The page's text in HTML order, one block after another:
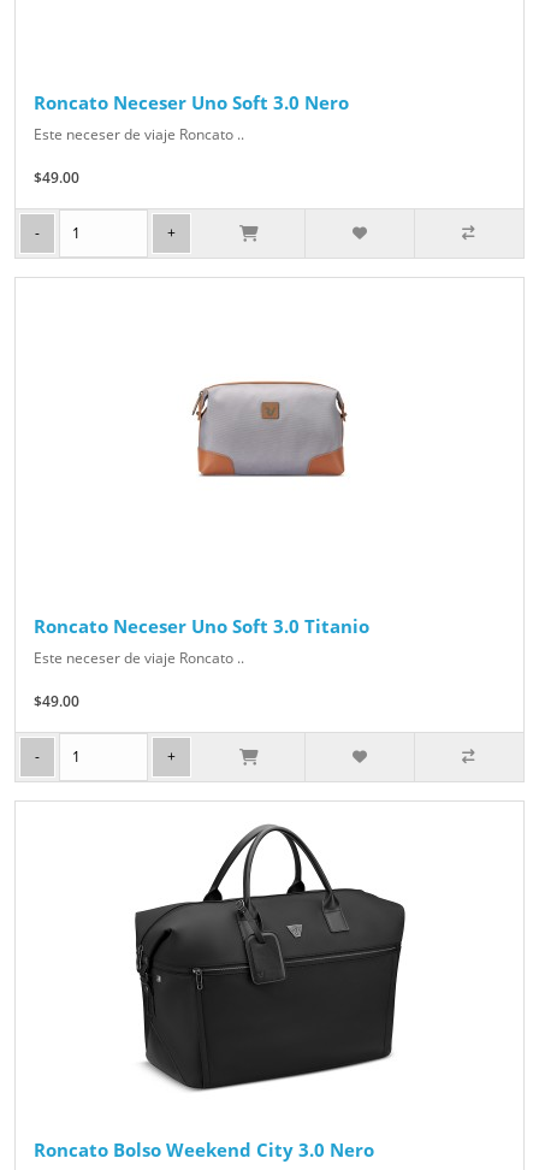
Roncato Neceser Uno Soft 3.0 Nero
Este neceser de viaje Roncato ..
$49.00
Roncato Neceser Uno Soft 3.0 Titanio
Este neceser de viaje Roncato ..
$49.00
Roncato Bolso Weekend City 3.0 Nero